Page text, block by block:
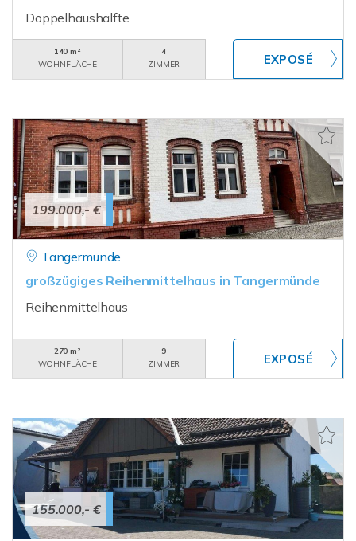
Doppelhaushälfte
140 m²
WOHNFLÄCHE
4
ZIMMER
199.000,- €
Tangermünde
großzügiges Reihenmittelhaus in Tangermünde
Reihenmittelhaus
270 m²
WOHNFLÄCHE
9
ZIMMER
155.000,- €